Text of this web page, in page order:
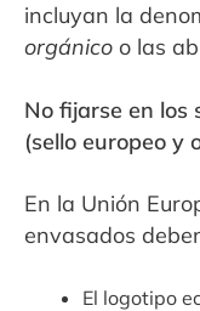
incluyan la
orgánico o las
No fijarse en los
(sello europeo y
En la Unión
envasados
El logotipo